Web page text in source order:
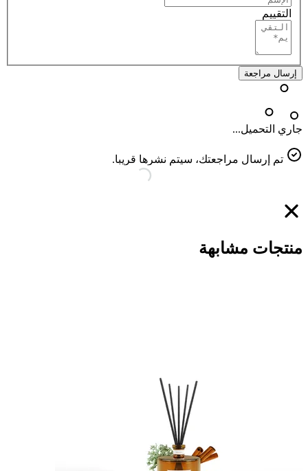
التقييم
إرسال مراجعة
جاري التحميل...
تم إرسال مراجعتك، سيتم نشرها قريبا.
منتجات مشابهة